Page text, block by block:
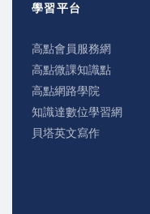
學習平台
高點會員服務網
高點微課知識點
高點網路學院
知識達數位學習網
貝塔英文寫作